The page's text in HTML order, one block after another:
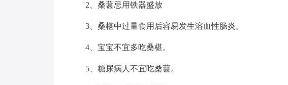
2、桑葚忌用铁器盛放
3、桑椹中过量食用后容易发生溶血性肠炎。
4、宝宝不宜多吃桑椹。
5、糖尿病人不宜吃桑葚。